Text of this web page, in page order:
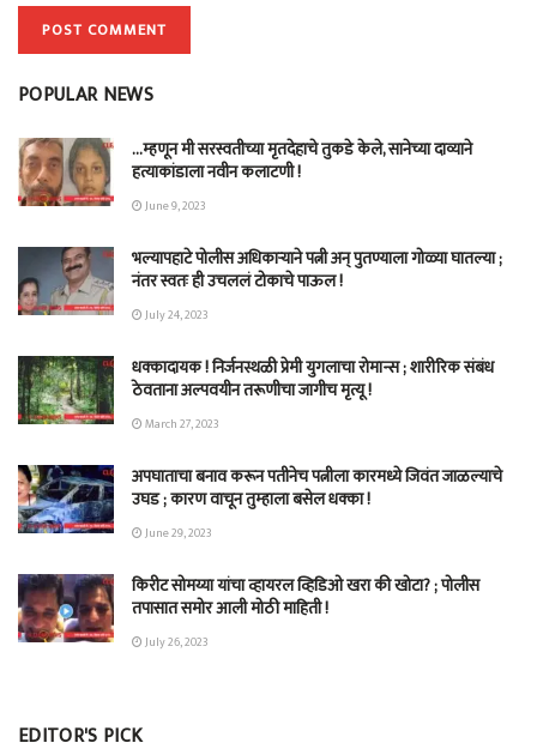
POPULAR NEWS
…म्हणून मी सरस्वतीच्या मृतदेहाचे तुकडे केले, सानेच्या दाव्याने
हत्याकांडाला नवीन कलाटणी !
June 9, 2023
भल्यापहाटे पोलीस अधिकाऱ्याने पत्नी अन् पुतण्याला गोळ्या घातल्या ;
नंतर स्वतः ही उचललं टोकाचे पाऊल !
July 24, 2023
धक्कादायक ! निर्जनस्थळी प्रेमी युगलाचा रोमान्स ; शारीरिक संबंध
ठेवताना अल्पवयीन तरूणीचा जागीच मृत्यू !
March 27, 2023
अपघाताचा बनाव करून पतीनेच‎ पत्नीला कारमध्ये जिवंत जाळल्याचे
उघड ; कारण वाचून तुम्हाला बसेल धक्का !
June 29, 2023
किरीट सोमय्या यांचा व्हायरल व्हिडिओ खरा की खोटा? ; पोलीस
तपासात समोर आली मोठी माहिती !
July 26, 2023
EDITOR'S PICK